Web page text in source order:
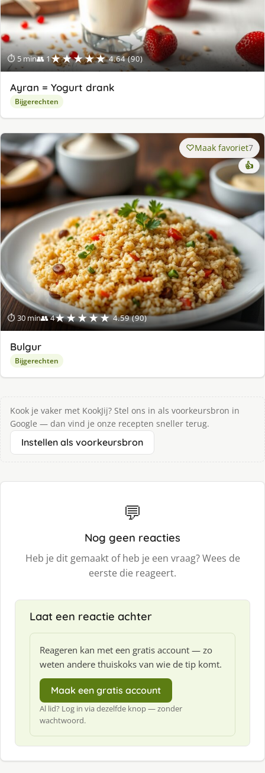
⏱ 5 min👥 1★★★★★ 4.64 (90)
Ayran = Yogurt drank
Bijgerechten
⏱ 30 min👥 4★★★★★ 4.59 (90)
Maak favoriet7
👍
Bulgur
Bijgerechten
Kook je vaker met KookJij? Stel ons in als voorkeursbron in
Google — dan vind je onze recepten sneller terug.
Instellen als voorkeursbron
💬
Nog geen reacties
Heb je dit gemaakt of heb je een vraag? Wees de
eerste die reageert.
Laat een reactie achter
Reageren kan met een gratis account — zo
weten andere thuiskoks van wie de tip komt.
Maak een gratis account
Al lid? Log in via dezelfde knop — zonder
wachtwoord.